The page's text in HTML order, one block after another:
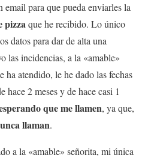
para que pueda enviarles la
pizzaque he recibido. Lo único
datos para dar de alta una
las incidencias, a la «amable»
ha atendido, le he dado las fechas
hace 2 meses y de hace casi 1
que me llamen, ya que,
llaman.
a la «amable» señorita, mi única